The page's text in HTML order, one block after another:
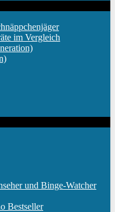
im Vergleich
und Binge-Watcher
Bestseller